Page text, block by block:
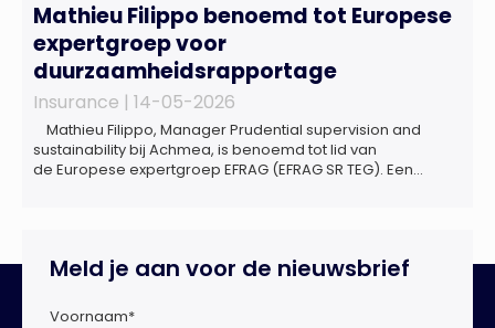
Mathieu Filippo benoemd tot Europese
expertgroep voor
duurzaamheidsrapportage
Insurance | 14-05-2026
Mathieu Filippo, Manager Prudential supervision and
sustainability bij Achmea, is benoemd tot lid van
de Europese expertgroep EFRAG (EFRAG SR TEG). Een
Europese Commissie bij het ontwikkelen van […]
Meld je aan voor de nieuwsbrief
Voornaam*